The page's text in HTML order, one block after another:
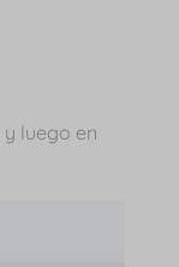
y luego en